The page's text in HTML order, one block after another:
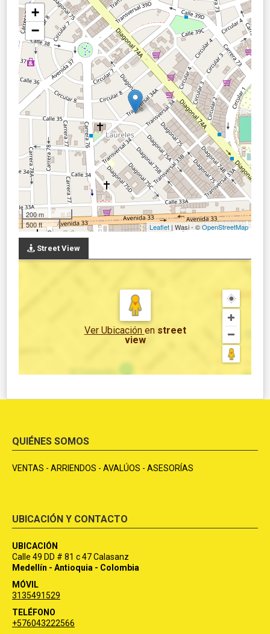
+
−
200 m
500 ft
Leaflet | Wasi - ©OpenStreetMap
Street View
Ver Ubicación en street
view
QUIÉNES SOMOS
VENTAS - ARRIENDOS - AVALÚOS - ASESORÍAS
UBICACIÓN Y CONTACTO
UBICACIÓN
Calle 49 DD # 81 c 47 Calasanz
Medellín - Antioquia - Colombia
MÓVIL
3135491529
TELÉFONO
+576043222566